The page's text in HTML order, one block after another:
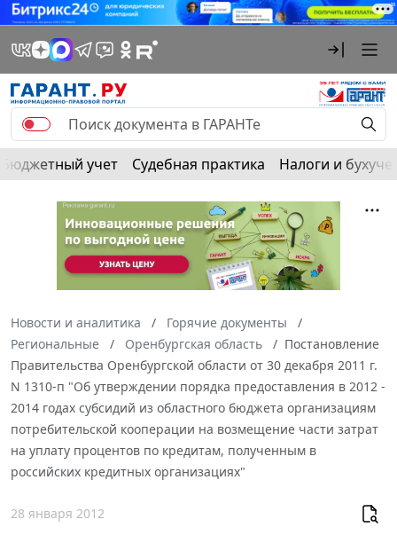
Бюджетный учет Судебная практика Налоги и
Новости и аналитика
Горячие документы
Региональные
Оренбургская область
Постановление
Правительства Оренбургской области от 30 декабря 2011 г.
N 1310-п "Об утверждении порядка предоставления в 2012 -
2014 годах субсидий из областного бюджета организациям
потребительской кооперации на возмещение части затрат
на уплату процентов по кредитам, полученным в
российских кредитных организациях"
28 января 2012